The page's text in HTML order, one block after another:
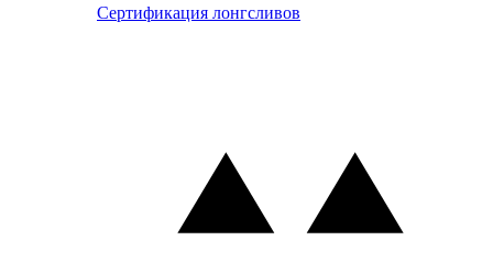
Сертификация лонгсливов